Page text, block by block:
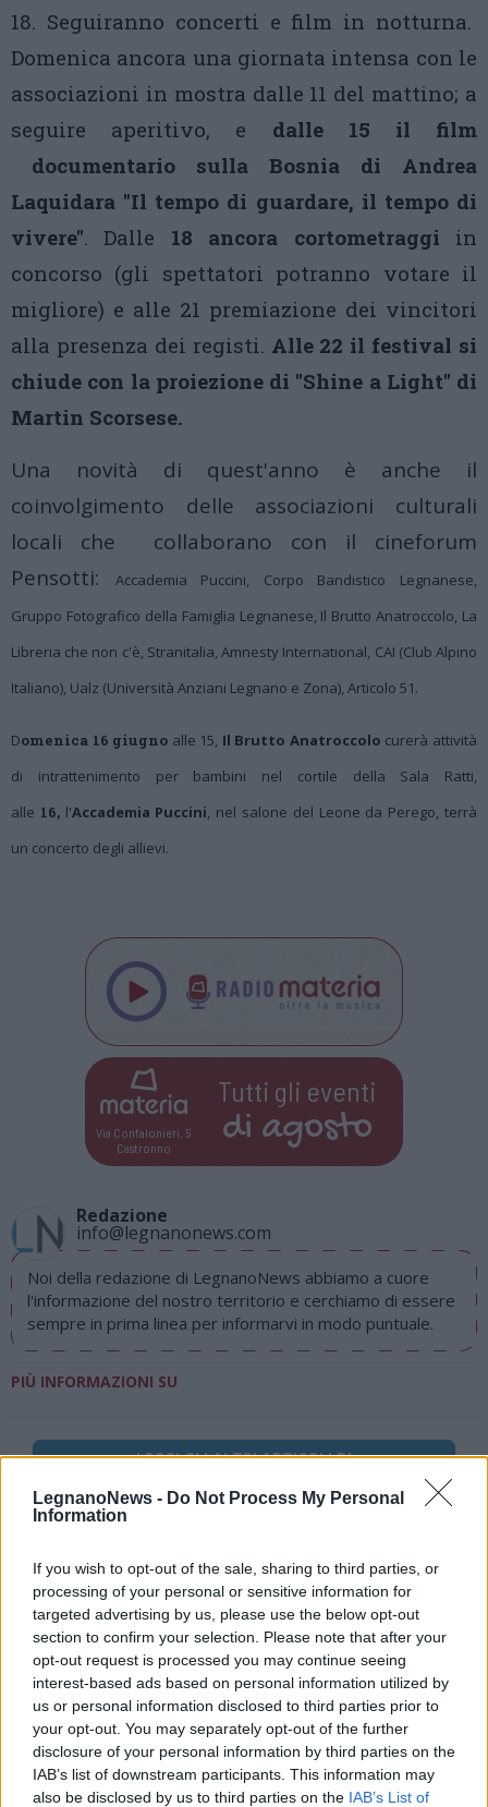
LegnanoNews - Do Not Process My Personal
Information
If you wish to opt-out of the sale, sharing to third parties, or
processing of your personal or sensitive information for
targeted advertising by us, please use the below opt-out
section to confirm your selection. Please note that after your
opt-out request is processed you may continue seeing
interest-based ads based on personal information utilized by
us or personal information disclosed to third parties prior to
your opt-out. You may separately opt-out of the further
disclosure of your personal information by third parties on the
IAB’s list of downstream participants. This information may
also be disclosed by us to third parties on the IAB’s List of
18. Seguiranno concerti e film in notturna.
Domenica ancora una giornata intensa con le
associazioni in mostra dalle 11 del mattino; a
seguire aperitivo, e dalle 15 il film
documentario sulla Bosnia di Andrea
Laquidara "Il tempo di guardare, il tempo di
vivere". Dalle 18 ancora cortometraggi in
concorso (gli spettatori potranno votare il
migliore) e alle 21 premiazione dei vincitori
alla presenza dei registi. Alle 22 il festival si
chiude con la proiezione di "Shine a Light" di
Martin Scorsese.
Una novità di quest'anno è anche il
coinvolgimento delle associazioni culturali
locali che collaborano con il cineforum
Pensotti:
Accademia Puccini, Corpo Bandistico Legnanese,
Gruppo Fotografico della Famiglia Legnanese, Il Brutto Anatroccolo, La
Libreria che non c'è, Stranitalia, Amnesty International, CAI (Club Alpino
Italiano), Ualz (Università Anziani Legnano e Zona), Articolo 51.
Domenica 16 giugno alle 15, Il Brutto Anatroccolo curerà attività
di intrattenimento per bambini nel cortile della Sala Ratti,
alle 16,l'Accademia Puccini, nel salone del Leone da Perego, terrà
un concerto degli allievi.
Via Confalonieri, 5
Castronno
Tutti gli eventi
di agosto
Redazione
info@legnanonews.com
Noi della redazione di LegnanoNews abbiamo a cuore
l'informazione del nostro territorio e cerchiamo di essere
sempre in prima linea per informarvi in modo puntuale.
PIÙ INFORMAZIONI SU
LEGGI GLI ALTRI ARTICOLI DI
Selezioniamo per te
Il meglio di
Iscriviti alla
newsletter